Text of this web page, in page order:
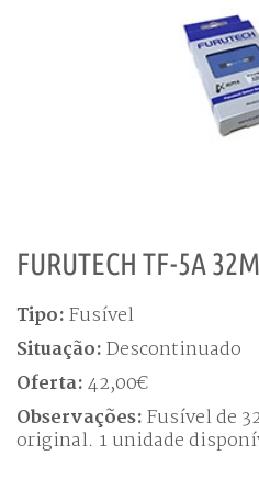
FURUTECH TF-5A
Tipo: Fusível
Situação: Descontinuado
Oferta: 42,00€
Observações: Fusível de
original. 1 unidade